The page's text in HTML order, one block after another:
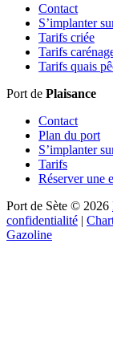
Contact
S’implanter
Tarifs criée
Tarifs
Tarifs quais
Port de Plaisance
Contact
Plan du port
S’implanter
Tarifs
Réserver une
Port de Sète © 2026
confidentialité |
Gazoline